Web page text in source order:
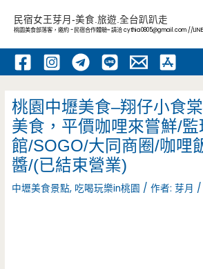
內
民宿女王芽月-美食.旅遊.全台趴趴走
桃園美食部落客，邀約 -民宿合作體驗~ 請洽cythia0805@gmail.com //
桃園中壢美食–翔仔小食
美食，平價咖哩來嘗鮮/
館/SOGO/大同商圈/咖哩
醬/(已結束營業)
中壢美食景點, 吃喝玩樂in桃園 / 作者:芽月